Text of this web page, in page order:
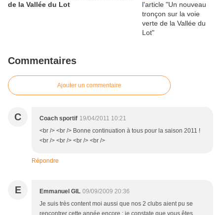
de la Vallée du Lot
Commentaires
Ajouter un commentaire
C Coach sportif 19/04/2011 10:21
<br /> <br /> Bonne continuation à tous pour la saison 2011 !
<br /> <br /> <br /> <br />
Répondre
E Emmanuel GIL 09/09/2009 20:36
Je suis très content moi aussi que nos 2 clubs aient pu se
rencontrer cette année encore ; je constate que vous êtes